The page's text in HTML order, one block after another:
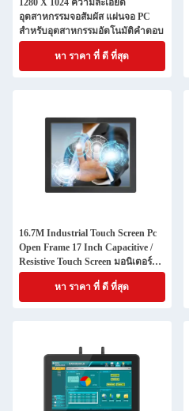
1280 X 1024 ความละเอียด
อุตสาหกรรมจอสัมผัส แผ่นจอ PC
สําหรับอุตสาหกรรมอัตโนมัติคําตอบ
หา ราคา ที่ ดี ที่สุด
16.7M Industrial Touch Screen Pc
Open Frame 17 Inch Capacitive /
Resistive Touch Screen มอนิเตอร์ที่
สามารถสัมผัสได้
หา ราคา ที่ ดี ที่สุด